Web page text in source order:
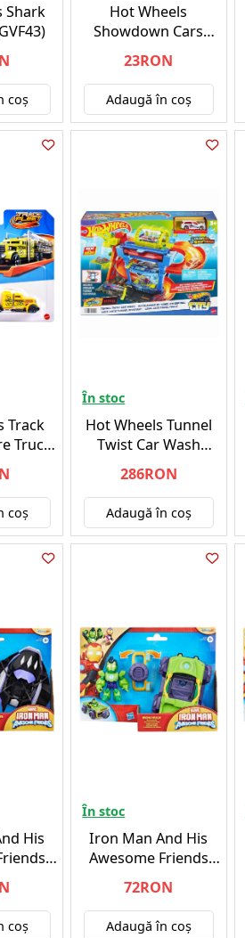
Shark
coş
Hot Wheels
Showdown Cars
(Random) (05785)
23RON
Adaugă în coş
Track
Truck
coş
În stoc
Hot Wheels Tunnel
Twist Car Wash
(HTN80)
286RON
Adaugă în coş
His
Vehicle
coş
În stoc
Iron Man And His
Awesome Friends
Vehicles And Playsets
Iron Hulk (G1472)
72RON
Adaugă în coş